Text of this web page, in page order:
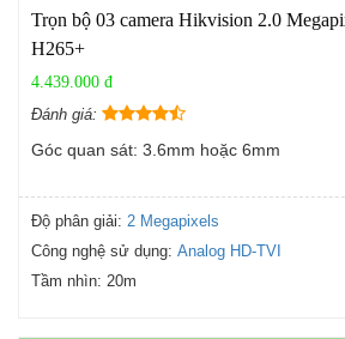
Trọn bộ 03 camera Hikvision 2.0
H265+
4.439.000 đ
Đánh giá:
Góc quan sát: 3.6mm hoặc 6mm
Độ phân giải: 2 Megapixels
Công nghệ sử dụng: Analog HD-TVI
Tầm nhìn: 20m